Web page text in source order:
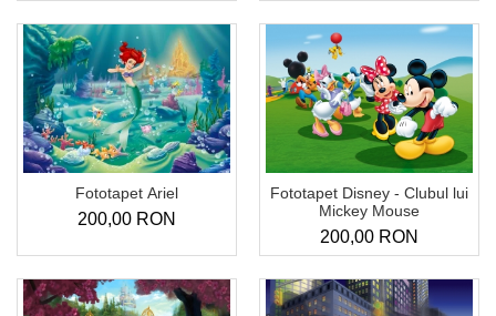
Stickere Cu Model Repetitiv
Stickere Perete Pentru Camera De
Stickere Pentru Bucatarie
Stickere pentru Usi
Stickere pentru Scari
Stickere Panou Poze
Fototapet Ariel
200,00 RON
Fototapet Disney - Clubul lui
Mickey Mouse
200,00 RON